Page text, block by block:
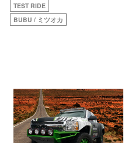
TEST RIDE
BUBU / ミツオカ